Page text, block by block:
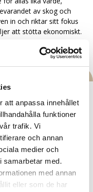
att anpassa innehållet
funktioner
trafik. Vi
och annan
medier och
samarbetar med.
med annan
eller som de har
av skog och
in och riktar sitt fokus
att stötta ekonomiskt.
medlemmar från olika
till att arbetet fördelas
ut i att alla kan
kortsiktiga
organisationer och
allas lika värde,
av skog och
in och riktar sitt fokus
att stötta ekonomiskt.